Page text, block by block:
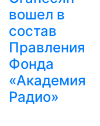
вошел в
состав
Правления
Фонда
«Академия
Радио»